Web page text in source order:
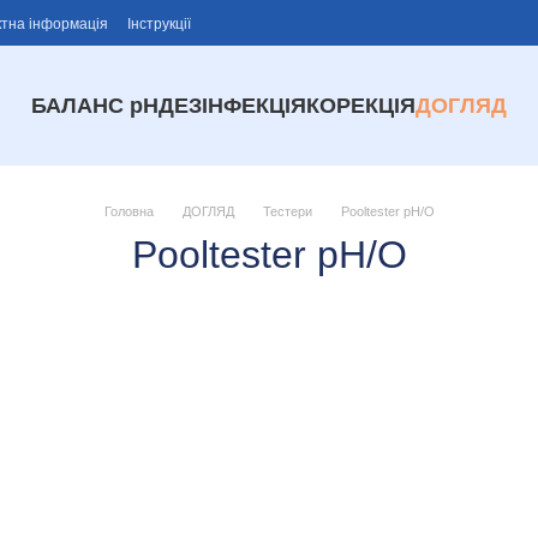
інформація Інструкції
БАЛАНС рНДЕЗІНФЕКЦІЯКОРЕКЦІЯДОГЛЯД
Головна ДОГЛЯД Тестери Pooltester pH/O
Pooltester pH/O